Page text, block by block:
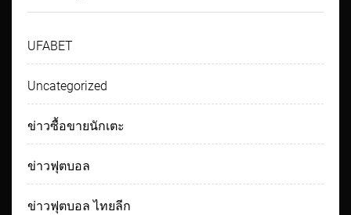
UFABET
Uncategorized
ข่าวซื้อขายนักเตะ
ข่าวฟุตบอล
ข่าวฟุตบอล ไทยลีก